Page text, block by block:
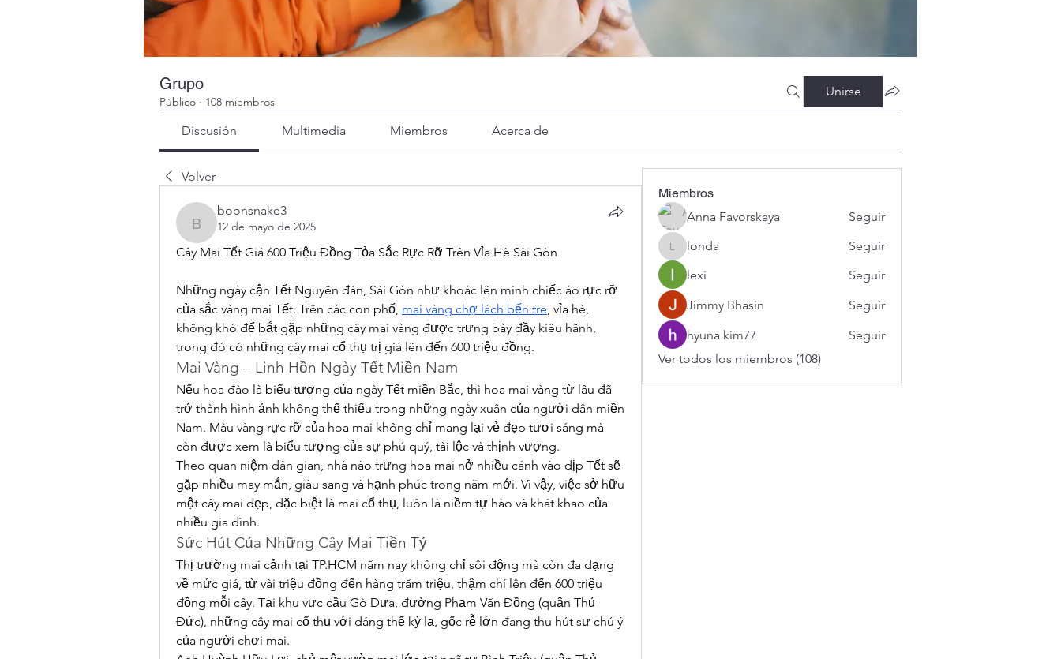
Grupo
Público · 108 miembros
Unirse
Discusión Multimedia Miembros Acerca de
Volver
boonsnake3
boonsnake3
12 de mayo de 2025
Cây Mai Tết Giá 600 Triệu Đồng Tỏa Sắc Rực Rỡ Trên Vỉa Hè Sài Gòn
Những ngày cận Tết Nguyên đán, Sài Gòn như khoác lên mình chiếc áo rực rỡ
của sắc vàng mai Tết. Trên các con phố, mai vàng chợ lách bến tre, vỉa hè,
không khó để bắt gặp những cây mai vàng được trưng bày đầy kiêu hãnh,
trong đó có những cây mai cổ thụ trị giá lên đến 600 triệu đồng.
Mai Vàng – Linh Hồn Ngày Tết Miền Nam
Nếu hoa đào là biểu tượng của ngày Tết miền Bắc, thì hoa mai vàng từ lâu đã
trở thành hình ảnh không thể thiếu trong những ngày xuân của người dân miền
Nam. Màu vàng rực rỡ của hoa mai không chỉ mang lại vẻ đẹp tươi sáng mà
còn được xem là biểu tượng của sự phú quý, tài lộc và thịnh vượng.
Theo quan niệm dân gian, nhà nào trưng hoa mai nở nhiều cánh vào dịp Tết sẽ
gặp nhiều may mắn, giàu sang và hạnh phúc trong năm mới. Vì vậy, việc sở hữu
một cây mai đẹp, đặc biệt là mai cổ thụ, luôn là niềm tự hào và khát khao của
nhiều gia đình.
Sức Hút Của Những Cây Mai Tiền Tỷ
Thị trường mai cảnh tại TP.HCM năm nay không chỉ sôi động mà còn đa dạng
về mức giá, từ vài triệu đồng đến hàng trăm triệu, thậm chí lên đến 600 triệu
đồng mỗi cây. Tại khu vực cầu Gò Dưa, đường Phạm Văn Đồng (quận Thủ
Đức), những cây mai cổ thụ với dáng thế kỳ lạ, gốc rễ lớn đang thu hút sự chú ý
của người chơi mai.
Miembros
Anna Favorskaya
Seguir
londa
londa
Seguir
lexi
Seguir
Jimmy Bhasin
Seguir
hyuna kim77
Seguir
Ver todos los miembros (108)